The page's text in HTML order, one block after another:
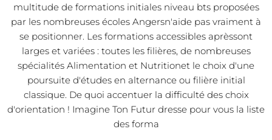
multitude de formations initiales niveau bts proposées
par les nombreuses écoles Angersn'aide pas vraiment à
se positionner. Les formations accessibles aprèssont
larges et variées : toutes les filières, de nombreuses
spécialités Alimentation et Nutritionet le choix d'une
poursuite d'études en alternance ou filière initial
classique. De quoi accentuer la difficulté des choix
d'orientation ! Imagine Ton Futur dresse pour vous la liste
des forma